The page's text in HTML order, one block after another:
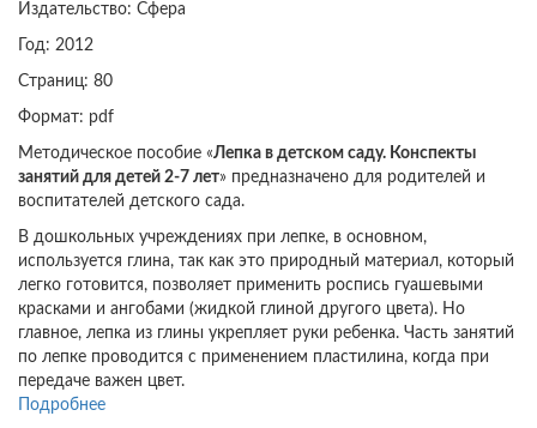
Издательство: Сфера
Год: 2012
Страниц: 80
Формат: pdf
Методическое пособие «Лепка в детском саду. Конспекты
занятий для детей 2-7 лет» предназначено для родителей и
воспитателей детского сада.
В дошкольных учреждениях при лепке, в основном,
используется глина, так как это природный материал, который
легко готовится, позволяет применить роспись гуашевыми
красками и ангобами (жидкой глиной другого цвета). Но
главное, лепка из глины укрепляет руки ребенка. Часть занятий
по лепке проводится с применением пластилина, когда при
передаче важен цвет.
Подробнее